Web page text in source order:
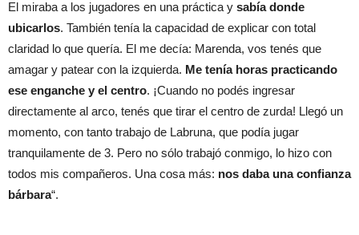
El miraba a los jugadores en una práctica y sabía donde
ubicarlos. También tenía la capacidad de explicar con total
claridad lo que quería. El me decía: Marenda, vos tenés que
amagar y patear con la izquierda. Me tenía horas practicando
ese enganche y el centro. ¡Cuando no podés ingresar
directamente al arco, tenés que tirar el centro de zurda! Llegó un
momento, con tanto trabajo de Labruna, que podía jugar
tranquilamente de 3. Pero no sólo trabajó conmigo, lo hizo con
todos mis compañeros. Una cosa más: nos daba una confianza
bárbara“.